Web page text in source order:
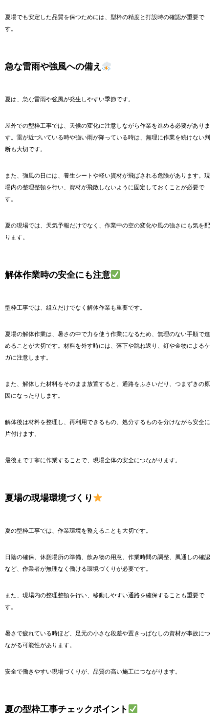
夏場でも安定した品質を保つためには、型枠の精度と打設時の確認が重要で
す。
急な雷雨や強風への備え
夏は、急な雷雨や強風が発生しやすい季節です。
屋外での型枠工事では、天候の変化に注意しながら作業を進める必要がありま
す。雷が近づいている時や強い雨が降っている時は、無理に作業を続けない判
断も大切です。
また、強風の日には、養生シートや軽い資材が飛ばされる危険があります。現
場内の整理整頓を行い、資材が飛散しないように固定しておくことが必要で
す。
夏の現場では、天気予報だけでなく、作業中の空の変化や風の強さにも気を配
ります。
解体作業時の安全にも注意
型枠工事では、組立だけでなく解体作業も重要です。
夏場の解体作業は、暑さの中で力を使う作業になるため、無理のない手順で進
めることが大切です。材料を外す時には、落下や跳ね返り、釘や金物によるケ
ガに注意します。
また、解体した材料をそのまま放置すると、通路をふさいだり、つまずきの原
因になったりします。
解体後は材料を整理し、再利用できるもの、処分するものを分けながら安全に
片付けます。
最後まで丁寧に作業することで、現場全体の安全につながります。
夏場の現場環境づくり
夏の型枠工事では、作業環境を整えることも大切です。
日陰の確保、休憩場所の準備、飲み物の用意、作業時間の調整、風通しの確認
など、作業者が無理なく働ける環境づくりが必要です。
また、現場内の整理整頓を行い、移動しやすい通路を確保することも重要で
す。
暑さで疲れている時ほど、足元の小さな段差や置きっぱなしの資材が事故につ
ながる可能性があります。
安全で働きやすい現場づくりが、品質の高い施工につながります。
夏の型枠工事チェックポイント